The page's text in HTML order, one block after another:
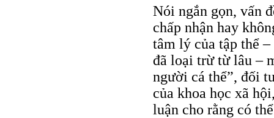
Nói ngắn gọn, vấn
chấp nhận hay
tâm lý của tập thể
đã loại trừ từ lâu –
người cá thể”, đối
của khoa học xã
luận cho rằng có